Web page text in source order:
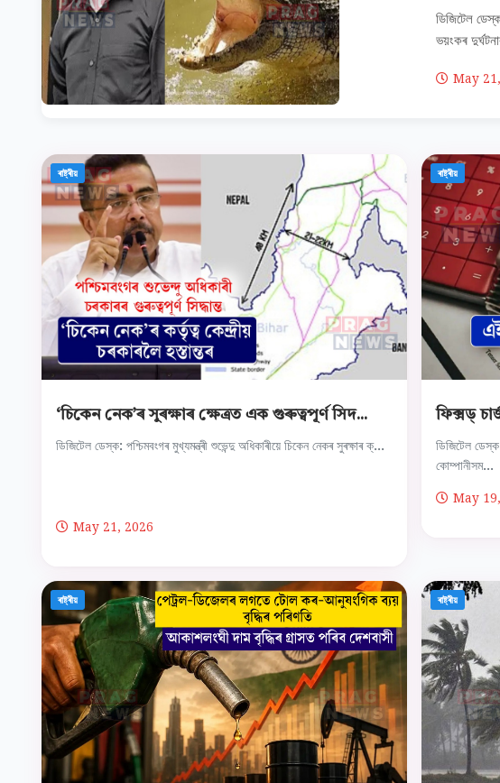
ডিজিটেল
ভয়ংকৰ
May
ৰাষ্ট্ৰীয়
‘চিকেন নেক’ৰ সুৰক্ষাৰ ক্ষেত্ৰত এক গুৰুত্বপূৰ্ণ সিদ...
ডিজিটেল ডেস্ক: পশ্চিমবংগৰ মুখ্যমন্ত্ৰী শুভেন্দু অধিকাৰীয়ে চিকেন নেকৰ সুৰক্ষাৰ ক্...
May 21, 2026
ৰাষ্ট্ৰীয়
ফিক্সড্
ডিজিটেল
কোম্পানীসম...
May
ৰাষ্ট্ৰীয় ৰাষ্ট্ৰীয়